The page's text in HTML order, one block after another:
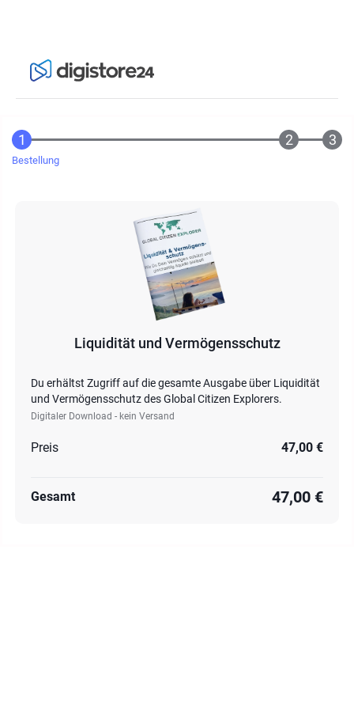
Bestellung
Liquidität und Vermögensschutz
Du erhältst Zugriff auf die gesamte Ausgabe über Liquidität
und Vermögensschutz des Global Citizen Explorers.
Digitaler Download - kein Versand
Preis 47,00 €
Gesamt 47,00 €